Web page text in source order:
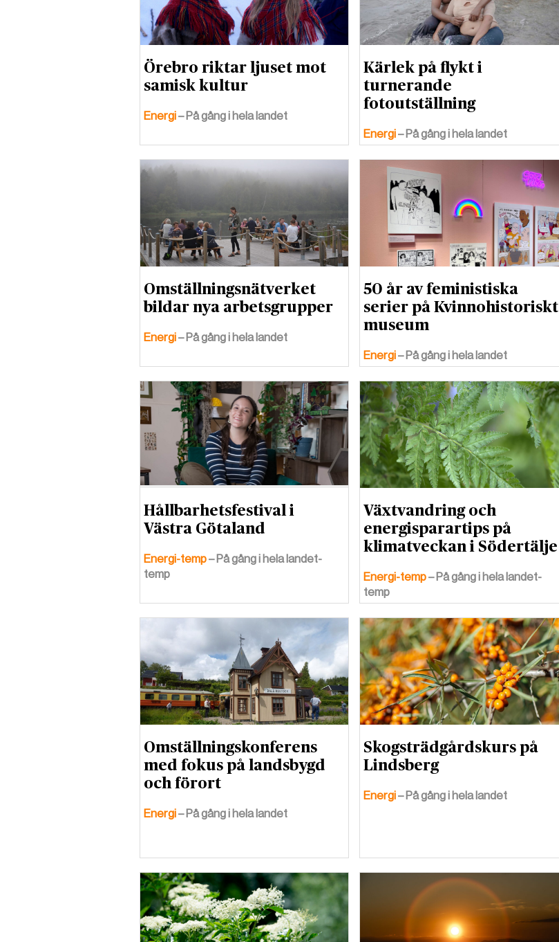
Örebro riktar ljuset mot
samisk kultur
Energi– På gång i hela landet
Kärlek på flykt i
turnerande
fotoutställning
Energi– På gång i hela landet
Omställningsnätverket
bildar nya arbetsgrupper
Energi– På gång i hela landet
50 år av feministiska
serier på Kvinnohistoriskt
museum
Energi– På gång i hela landet
Hållbarhetsfestival i
Västra Götaland
Energi-temp– På gång i hela landet-
temp
Växtvandring och
energisparartips på
klimatveckan i Södertälje
Energi-temp– På gång i hela landet-
temp
Omställningskonferens
med fokus på landsbygd
och förort
Energi– På gång i hela landet
Skogsträdgårdskurs på
Lindsberg
Energi– På gång i hela landet